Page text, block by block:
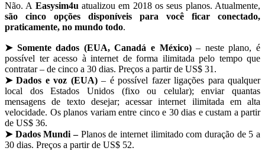
Não. A Easysim4u atualizou em 2018 os seus planos. Atualmente,
são cinco opções disponíveis para você ficar conectado,
praticamente, no mundo todo.
➤ Somente dados (EUA, Canadá e México)– neste plano, é
possível ter acesso à internet de forma ilimitada pelo tempo que
contratar – de cinco a 30 dias. Preços a partir de US$ 31.
➤Dados e voz (EUA)– é possível fazer ligações para qualquer
local dos Estados Unidos (fixo ou celular);enviar quantas
mensagens de texto desejar; acessar internet ilimitada em alta
velocidade. Os planos variam entre cinco e 30 dias e custam a partir
de US$ 36.
➤ Dados Mundi – Planos de internet ilimitadocom duração de 5 a
30 dias. Preços a partir de US$ 52.